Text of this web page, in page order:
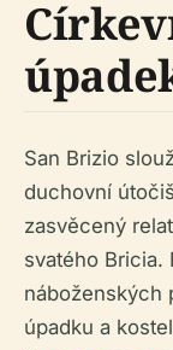
San Brizio
duchovní
zasvěcený
svatého Bricia.
náboženských
úpadku a